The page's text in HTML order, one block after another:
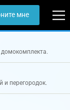
мне
и перегородок.